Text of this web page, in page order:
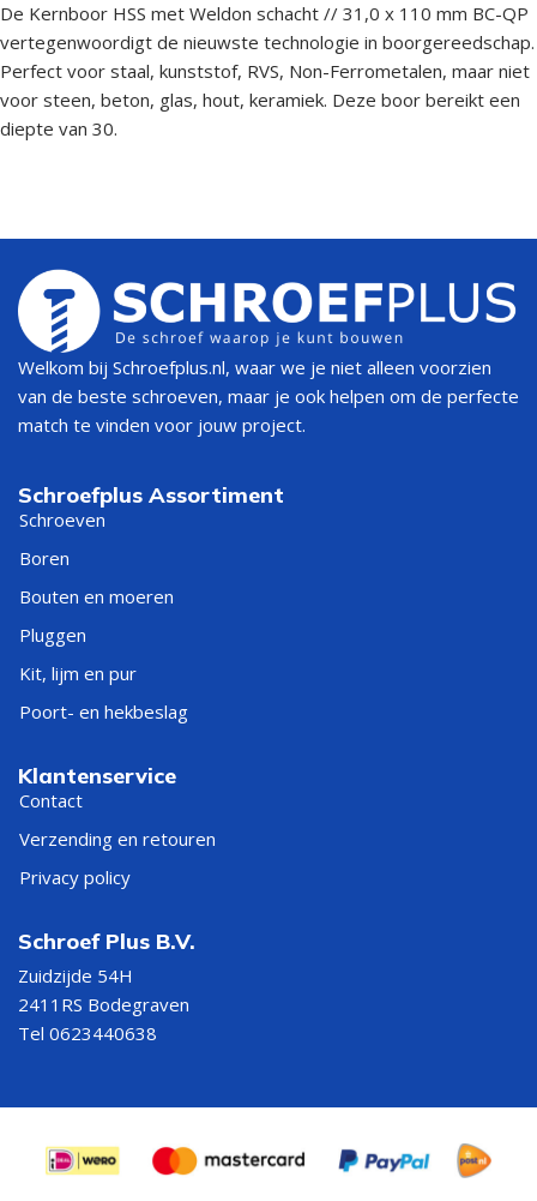
De Kernboor HSS met Weldon schacht // 31,0 x 110 mm BC-QP
vertegenwoordigt de nieuwste technologie in boorgereedschap.
Perfect voor staal, kunststof, RVS, Non-Ferrometalen, maar niet
voor steen, beton, glas, hout, keramiek. Deze boor bereikt een
diepte van 30.
Welkom bij Schroefplus.nl, waar we je niet alleen voorzien
van de beste schroeven, maar je ook helpen om de perfecte
match te vinden voor jouw project.
Schroefplus Assortiment
Schroeven
Boren
Bouten en moeren
Pluggen
Kit, lijm en pur
Poort- en hekbeslag
Klantenservice
Contact
Verzending en retouren
Privacy policy
Schroef Plus B.V.
Zuidzijde 54H
2411RS Bodegraven
Tel 0623440638